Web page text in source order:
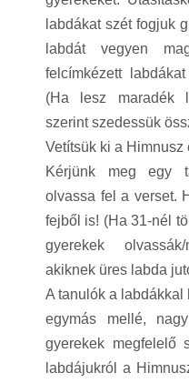
labdákat szét fogjuk
labdát vegyen
felcímkézett
(Ha lesz maradék
szerint szedessük
Vetítsük ki a Himnusz
Kérjünk meg egy
olvassa fel a verset.
fejből is! (Ha 31-nél
gyerekek
akiknek üres labda
A tanulók a
egymás mellé,
gyerekek megfelelő
labdájukról a